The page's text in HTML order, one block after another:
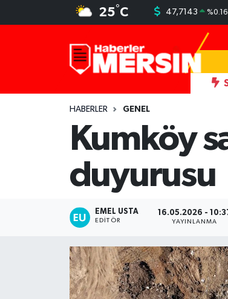
25°C 47,7143 %0.16
Otomobil ve hafif ticari araçla
HABERLER GENEL
Kumköy
duyurusu
EMEL USTA
EDITÖR
16.05.2026 -
YAYINLANMA
Mersin Nöbetçi Eczaneler
Mersin Hava Durumu
Mersin Trafik Yoğunluk Haritası
Süper Lig Puan Durumu ve Fikstür
Tüm Manşetler
Haber Arşivi